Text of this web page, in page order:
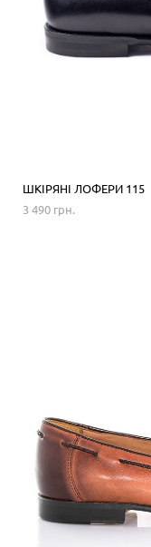
ШКІРЯНІ ЛОФЕРИ 115
3 490 грн.